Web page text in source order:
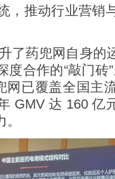
推动行业营销
了药兜网自身的
度合作的“敲门砖
网已覆盖全国主
GMV 达 160 亿